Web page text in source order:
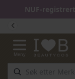
NUF-
Hopp til innhold
Toggle Nav
Meny